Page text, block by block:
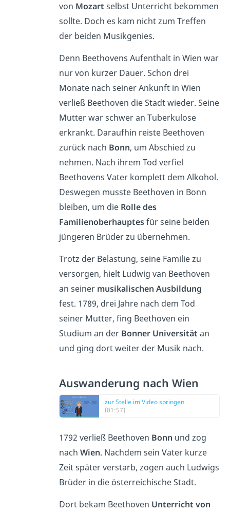
von Mozart selbst Unterricht bekommen
sollte. Doch es kam nicht zum Treffen
der beiden Musikgenies.
Denn Beethovens Aufenthalt in Wien war
nur von kurzer Dauer. Schon drei
Monate nach seiner Ankunft in Wien
verließ Beethoven die Stadt wieder. Seine
Mutter war schwer an Tuberkulose
erkrankt. Daraufhin reiste Beethoven
zurück nach Bonn, um Abschied zu
nehmen. Nach ihrem Tod verfiel
Beethovens Vater komplett dem Alkohol.
Deswegen musste Beethoven in Bonn
bleiben, um die Rolle des
Familienoberhauptesfür seine beiden
jüngeren Brüder zu übernehmen.
Trotz der Belastung, seine Familie zu
versorgen, hielt Ludwig van Beethoven
an seiner musikalischen Ausbildung
fest. 1789, drei Jahre nach dem Tod
seiner Mutter, fing Beethoven ein
Studium an der Bonner Universität an
und ging dort weiter der Musik nach.
Auswanderung nach Wien
zur Stelle im Video springen
(01:57)
1792 verließ Beethoven Bonn und zog
nach Wien. Nachdem sein Vater kurze
Zeit später verstarb, zogen auch Ludwigs
Brüder in die österreichische Stadt.
Dort bekam Beethoven Unterricht von